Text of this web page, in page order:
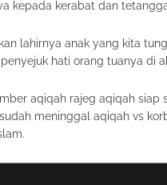
kepada kerabat dan
lahirnya anak yang kita
hati orang tuanya di
aqiqah rajeg aqiqah siap
meninggal aqiqah vs